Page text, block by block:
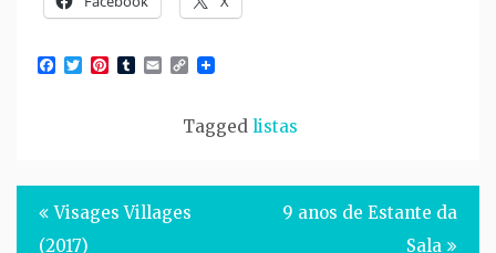
Facebook
Twitter
Pinterest
Tumblr
EmailCopy
Tagged listas
Post
navigation
Visages Villages
(2017)
9 anos de Estante da
Sala